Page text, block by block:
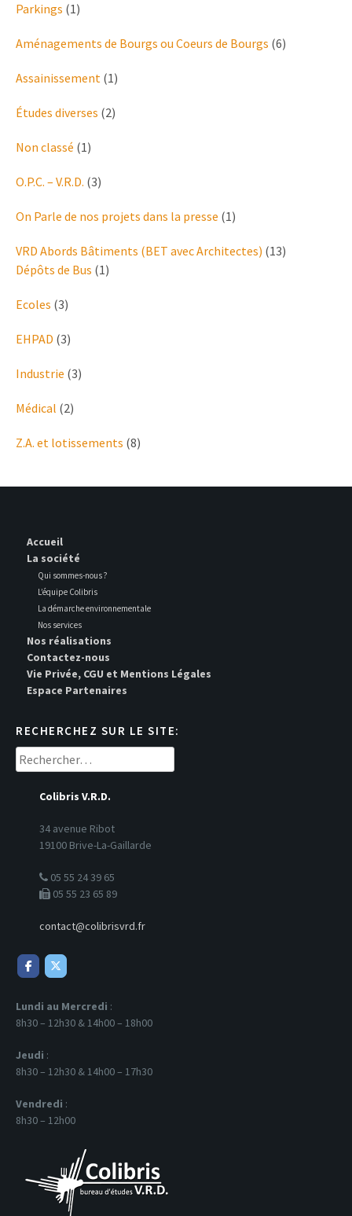
Parkings (1)
Aménagements de Bourgs ou Coeurs de Bourgs (6)
Assainissement (1)
Études diverses (2)
Non classé (1)
O.P.C. – V.R.D. (3)
On Parle de nos projets dans la presse (1)
VRD Abords Bâtiments (BET avec Architectes) (13)
Dépôts de Bus (1)
Ecoles (3)
EHPAD (3)
Industrie (3)
Médical (2)
Z.A. et lotissements (8)
Accueil
La société
Qui sommes-nous ?
L’équipe Colibris
La démarche environnementale
Nos services
Nos réalisations
Contactez-nous
Vie Privée, CGU et Mentions Légales
Espace Partenaires
RECHERCHEZ SUR LE SITE:
Rechercher :
Colibris V.R.D.
34 avenue Ribot
19100 Brive-La-Gaillarde
05 55 24 39 65
05 55 23 65 89
contact@colibrisvrd.fr
Lundi au Mercredi :
8h30 – 12h30 & 14h00 – 18h00
Jeudi :
8h30 – 12h30 & 14h00 – 17h30
Vendredi :
8h30 – 12h00